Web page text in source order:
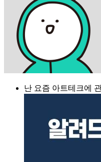
난 요즘 아트테크에